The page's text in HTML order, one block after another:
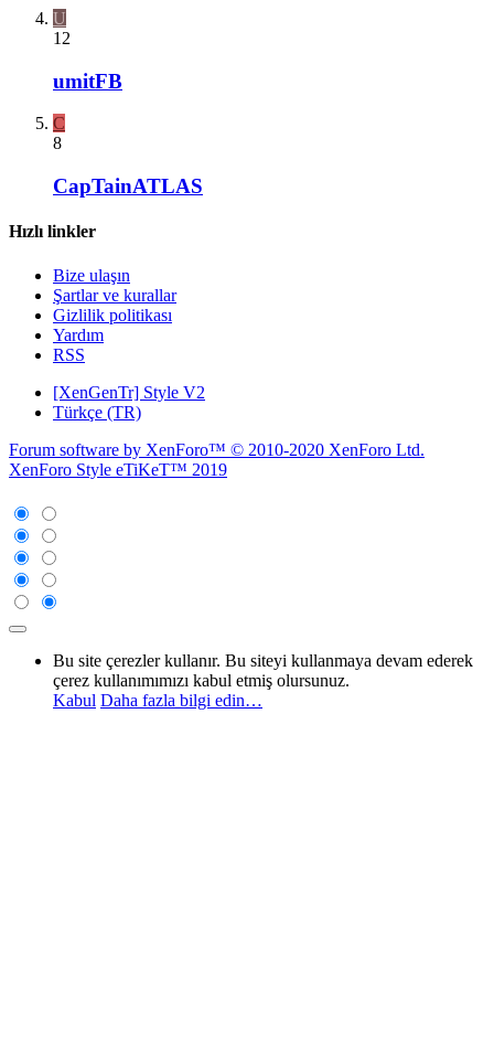
U
12
umitFB
C
8
CapTainATLAS
Hızlı linkler
Bize ulaşın
Şartlar ve kurallar
Gizlilik politikası
Yardım
RSS
[XenGenTr] Style V2
Türkçe (TR)
Forum software by XenForo™ © 2010-2020 XenForo Ltd.
XenForo Style eTiKeT™ 2019
Bu site çerezler kullanır. Bu siteyi kullanmaya devam ederek
çerez kullanımımızı kabul etmiş olursunuz.
Kabul Daha fazla bilgi edin…